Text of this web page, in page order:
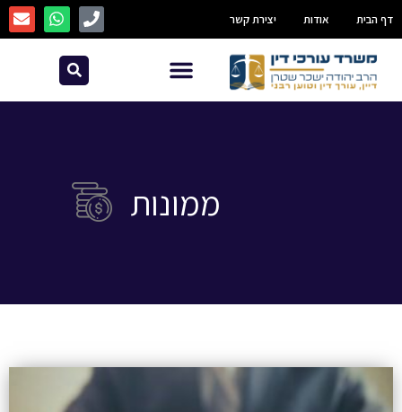
דף הבית אודות יצירת קשר
ממונות